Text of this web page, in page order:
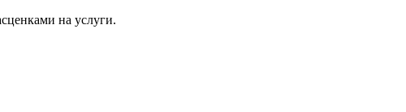
на услуги.